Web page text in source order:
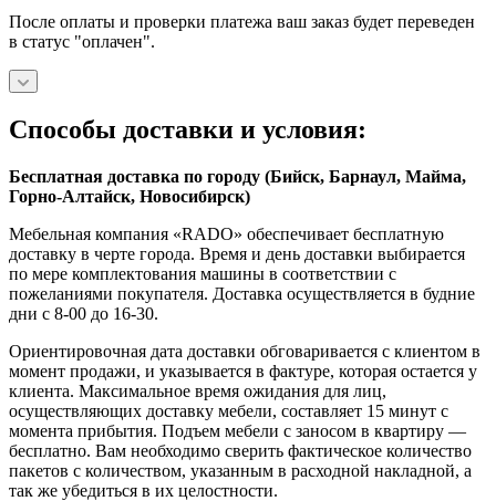
После оплаты и проверки платежа ваш заказ будет переведен
в статус "оплачен".
Способы доставки и условия:
Бесплатная доставка по городу (Бийск, Барнаул, Майма,
Горно-Алтайск, Новосибирск)
Мебельная компания «RADO» обеспечивает бесплатную
доставку в черте города. Время и день доставки выбирается
по мере комплектования машины в соответствии с
пожеланиями покупателя. Доставка осуществляется в будние
дни с 8-00 до 16-30.
Ориентировочная дата доставки обговаривается с клиентом в
момент продажи, и указывается в фактуре, которая остается у
клиента. Максимальное время ожидания для лиц,
осуществляющих доставку мебели, составляет 15 минут с
момента прибытия. Подъем мебели с заносом в квартиру —
бесплатно. Вам необходимо сверить фактическое количество
пакетов с количеством, указанным в расходной накладной, а
так же убедиться в их целостности.